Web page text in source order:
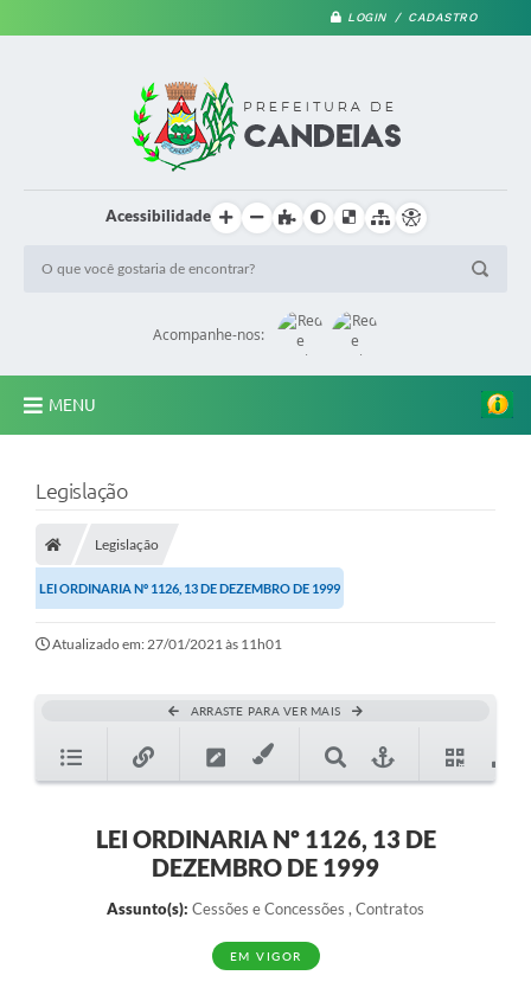
LOGIN / CADASTRO
Acessibilidade
Acompanhe-nos:
MENU
A Prefeitura
Diário Oficial
TRANSPARÊNCIA
Contato
Iluminação Pública
Conselhos Municipais
Legislação
Legislação
LEI ORDINARIA Nº 1126, 13 DE DEZEMBRO DE 1999
Atualizado em: 27/01/2021 às 11h01
ARRASTE PARA VER MAIS
LEI ORDINARIA Nº 1126, 13 DE
DEZEMBRO DE 1999
Assunto(s): Cessões e Concessões , Contratos
EM VIGOR